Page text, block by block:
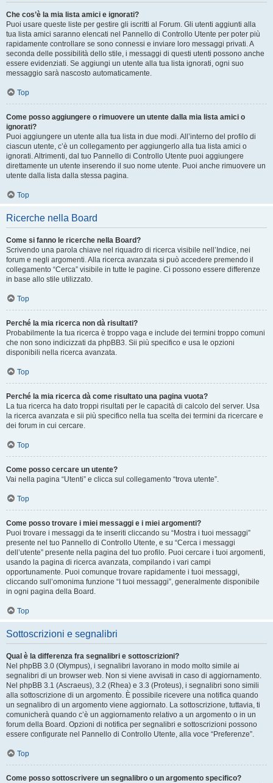
Che cos’è la mia lista amici e ignorati?
Puoi usare queste liste per gestire gli iscritti al Forum. Gli utenti aggiunti alla
tua lista amici saranno elencati nel Pannello di Controllo Utente per poter più
rapidamente controllare se sono connessi e inviare loro messaggi privati. A
seconda delle possibilità dello stile, i messaggi di questi utenti possono anche
essere evidenziati. Se aggiungi un utente alla tua lista ignorati, ogni suo
messaggio sarà nascosto automaticamente.
Top
Come posso aggiungere o rimuovere un utente dalla mia lista amici o
ignorati?
Puoi aggiungere un utente alla tua lista in due modi. All’interno del profilo di
ciascun utente, c’è un collegamento per aggiungerlo alla tua lista amici o
ignorati. Altrimenti, dal tuo Pannello di Controllo Utente puoi aggiungere
direttamente un utente inserendo il suo nome utente. Puoi anche rimuovere un
utente dalla lista dalla stessa pagina.
Top
Ricerche nella Board
Come si fanno le ricerche nella Board?
Scrivendo una parola chiave nel riquadro di ricerca visibile nell’Indice, nei
forum e negli argomenti. Alla ricerca avanzata si può accedere premendo il
collegamento “Cerca” visibile in tutte le pagine. Ci possono essere differenze
in base allo stile utilizzato.
Top
Perché la mia ricerca non dà risultati?
Probabilmente la tua ricerca è troppo vaga e include dei termini troppo comuni
che non sono indicizzati da phpBB3. Sii più specifico e usa le opzioni
disponibili nella ricerca avanzata.
Top
Perché la mia ricerca dà come risultato una pagina vuota?
La tua ricerca ha dato troppi risultati per le capacità di calcolo del server. Usa
la ricerca avanzata e sii più specifico nella tua scelta dei termini da ricercare e
dei forum in cui cercare.
Top
Come posso cercare un utente?
Vai nella pagina “Utenti” e clicca sul collegamento “trova utente”.
Top
Come posso trovare i miei messaggi e i miei argomenti?
Puoi trovare i messaggi da te inseriti cliccando su “Mostra i tuoi messaggi”
presente nel tuo Pannello di Controllo Utente, e su “Cerca i messaggi
dell’utente” presente nella pagina del tuo profilo. Puoi cercare i tuoi argomenti,
usando la pagina di ricerca avanzata, compilando i vari campi
opportunamente. Puoi comunque trovare rapidamente i tuoi messaggi,
cliccando sull’omonima funzione “I tuoi messaggi”, generalmente disponibile
in ogni pagina della Board.
Top
Sottoscrizioni e segnalibri
Qual è la differenza fra segnalibri e sottoscrizioni?
Nel phpBB 3.0 (Olympus), i segnalibri lavorano in modo molto simile ai
segnalibri di un browser web. Non si viene avvisati in caso di aggiornamento.
Nel phpBB 3.1 (Ascraeus), 3.2 (Rhea) e 3.3 (Proteus), i segnalibri sono simili
alla sottoscrizione di un argomento. È possibile ricevere una notifica quando
un segnalibro di un argomento viene aggiornato. La sottoscrizione, tuttavia, ti
comunicherà quando c’è un aggiornamento relativo a un argomento o in un
forum della Board. Opzioni di notifica per segnalibri e sottoscrizioni possono
essere configurate nel Pannello di Controllo Utente, alla voce “Preferenze”.
Top
Come posso sottoscrivere un segnalibro o un argomento specifico?